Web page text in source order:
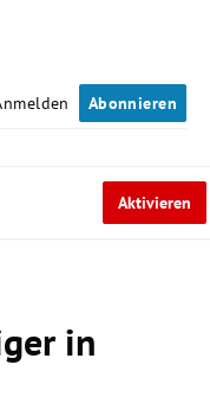
Abonnieren
Aktivieren
in